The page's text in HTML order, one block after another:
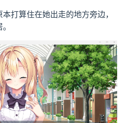
打算住在她出走的地方旁边，